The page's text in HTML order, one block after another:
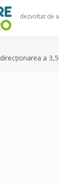
dezvoltat de
a